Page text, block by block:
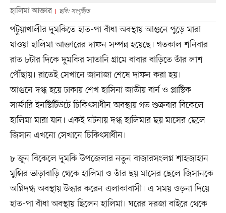
হালিমা আক্তার ছবি: সংগৃহীত
পটুয়াখালীর দুমকিতে হাত-পা বাঁধা অবস্থায় আগুনে পুড়ে মারা
যাওয়া হালিমা আক্তারের দাফন সম্পন্ন হয়েছে। গতকাল শনিবার
রাত ৮টার দিকে দুমকির সাতানি গ্রামে বাবার বাড়িতে তাঁর লাশ
পৌঁছায়। রাতেই সেখানে জানাজা শেষে দাফন করা হয়।
আগুনে দগ্ধ হয়ে ঢাকায় শেখ হাসিনা জাতীয় বার্ন ও প্লাস্টিক
সার্জারি ইনস্টিটিউটে চিকিৎসাধীন অবস্থায় গত শুক্রবার বিকেলে
হালিমা মারা যান। একই ঘটনায় দগ্ধ হালিমার ছয় মাসের ছেলে
জিসান এখনো সেখানে চিকিৎসাধীন।
৮ জুন বিকেলে দুমকি উপজেলার নতুন বাজারসংলগ্ন শাহজাহান
মুন্সির ভাড়াবাড়ি থেকে হালিমা ও তাঁর ছয় মাসের ছেলে জিসানকে
অগ্নিদগ্ধ অবস্থায় উদ্ধার করেন এলাকাবাসী। এ সময় ওড়না দিয়ে
হাত-পা বাঁধা অবস্থায় ছিলেন হালিমা। ঘরের দরজা বাইরে থেকে